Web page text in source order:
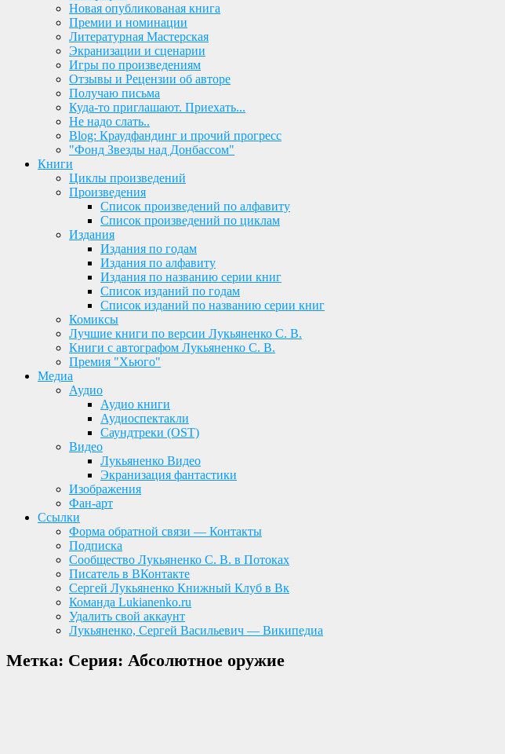
Новая опубликованая книга
Премии и номинации
Литературная Мастерская
Экранизации и сценарии
Игры по произведениям
Отзывы и Рецензии об авторе
Получаю письма
Куда-то приглашают. Приехать...
Не надо слать..
Blog: Краудфандинг и прочий прогресс
"Фонд Звезды над Донбассом"
Книги
Циклы произведений
Произведения
Список произведений по алфавиту
Список произведений по циклам
Издания
Издания по годам
Издания по алфавиту
Издания по названию серии книг
Список изданий по годам
Список изданий по названию серии книг
Комиксы
Лучшие книги по версии Лукьяненко С. В.
Книги с автографом Лукьяненко С. В.
Премия "Хьюго"
Медиа
Аудио
Аудио книги
Аудиоспектакли
Саундтреки (OST)
Видео
Лукьяненко Видео
Экранизация фантастики
Изображения
Фан-арт
Ссылки
Форма обратной связи — Контакты
Подписка
Сообщество Лукьяненко С. В. в Потоках
Писатель в ВКонтакте
Сергей Лукьяненко Книжный Клуб в Вк
Команда Lukianenko.ru
Удалить свой аккаунт
Лукьяненко, Сергей Васильевич — Википедиа
Метка: Серия: Абсолютное оружие